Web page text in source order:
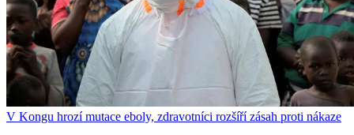
V Kongu hrozí mutace eboly, zdravotníci rozšíří zásah proti nákaze